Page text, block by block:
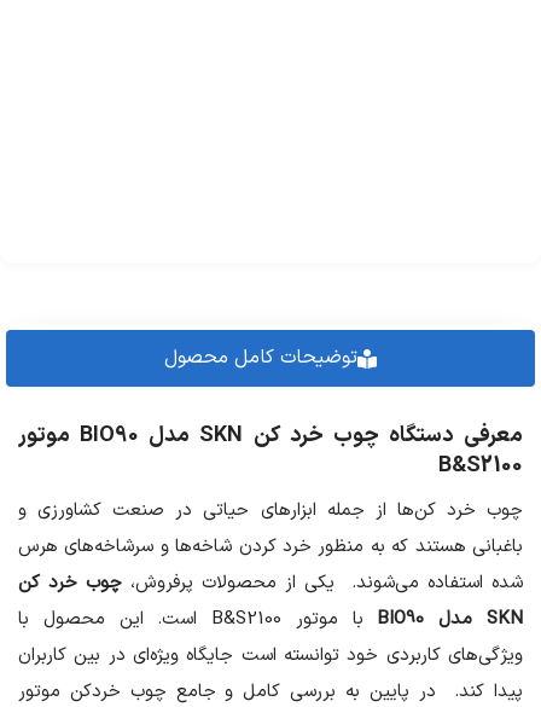
توضیحات کامل محصول
معرفی دستگاه چوب خرد کن SKN مدل BIO90 موتور
B&S2100
چوب خرد کن‌ها از جمله ابزارهای حیاتی در صنعت کشاورزی و
باغبانی هستند که به منظور خرد کردن شاخه‌ها و سرشاخه‌های هرس
شده استفاده می‌شوند.
یکی از محصولات پرفروش، چوب خرد کن
SKN مدل BIO90
با موتور B&S2100 است. این محصول با
ویژگی‌های کاربردی خود توانسته است جایگاه ویژه‌ای در بین کاربران
پیدا کند.
در پایین به بررسی کامل و جامع چوب خردکن موتور